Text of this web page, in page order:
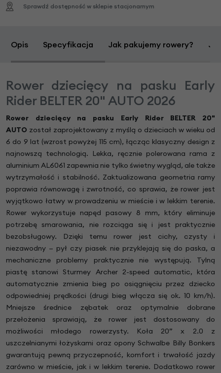
Sprawdź dostępność w sklepie stacjonarnym
Opis Specyfikacja Jak pakujemy rowery?
Rower dziecięcy na pasku Early
Rider BELTER 20" AUTO 2026
Rower dziecięcy na pasku Early Rider BELTER 20"
AUTO został zaprojektowany z myślą o dzieciach w wieku od
6 do 9 lat (wzrost powyżej 115 cm), łącząc klasyczny design z
najnowszą technologią. Lekka, ręcznie polerowana rama z
aluminium AL6061 zapewnia nie tylko świetny wygląd, ale także
wytrzymałość i stabilność. Zaktualizowana geometria ramy
poprawia równowagę i zwrotność, co sprawia, że rower jest
wyjątkowo łatwy w prowadzeniu w mieście i w lekkim terenie.
Rower wykorzystuje napęd pasowy 8 mm, który eliminuje
potrzebę smarowania, nie rozciąga się i jest praktycznie
bezobsługowy. Dzięki temu rower jest cichy, czysty i
niezawodny — pył czy piasek nie przyklejają się do paska, a
mechaniczne problemy praktycznie nie występują. Tylną
piastę stanowi Sturmey Archer 2-speed automatic, która
automatycznie zmienia bieg po osiągnięciu przez dziecko
odpowiedniej prędkości (drugi bieg włącza się ok. 10 km/h).
Mniejsze średnice zębatek oraz optymalnie dobrane
przełożenia sprawiają, że rower jest dostosowany do
możliwości młodego rowerzysty. Koła 20” x 2.0 z
uszczelnianymi łożyskami oraz opony Schwalbe Billy Bonkers
gwarantują pewną przyczepność, komfort i trwałość jazdy
zarówno w mieście, jak i w lekkim terenie. Dodatkowo rower